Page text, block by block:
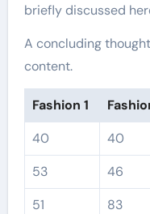
briefly discussed
A concluding
content.
Fashion 1
40
40
53
46
51
83